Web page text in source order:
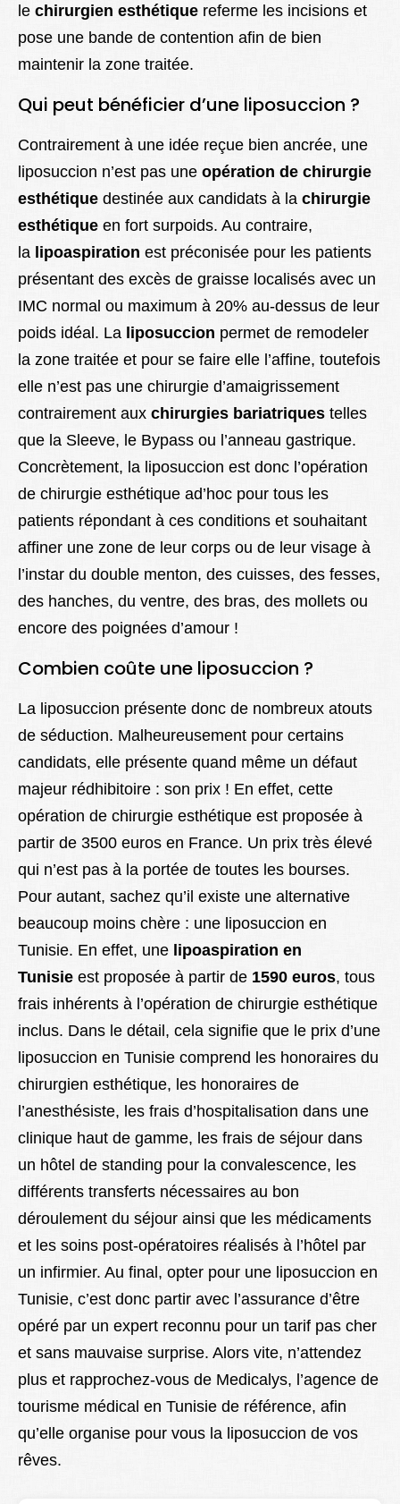
le chirurgien esthétique referme les incisions et
pose une bande de contention afin de bien
maintenir la zone traitée.
Qui peut bénéficier d’une liposuccion ?
Contrairement à une idée reçue bien ancrée, une
liposuccion n’est pas une opération de chirurgie
esthétique destinée aux candidats à la chirurgie
esthétique en fort surpoids. Au contraire,
la lipoaspiration est préconisée pour les patients
présentant des excès de graisse localisés avec un
IMC normal ou maximum à 20% au-dessus de leur
poids idéal. La liposuccion permet de remodeler
la zone traitée et pour se faire elle l’affine, toutefois
elle n’est pas une chirurgie d’amaigrissement
contrairement aux chirurgies bariatriques telles
que la Sleeve, le Bypass ou l’anneau gastrique.
Concrètement, la liposuccion est donc l’opération
de chirurgie esthétique ad’hoc pour tous les
patients répondant à ces conditions et souhaitant
affiner une zone de leur corps ou de leur visage à
l’instar du double menton, des cuisses, des fesses,
des hanches, du ventre, des bras, des mollets ou
encore des poignées d’amour !
Combien coûte une liposuccion ?
La liposuccion présente donc de nombreux atouts
de séduction. Malheureusement pour certains
candidats, elle présente quand même un défaut
majeur rédhibitoire : son prix ! En effet, cette
opération de chirurgie esthétique est proposée à
partir de 3500 euros en France. Un prix très élevé
qui n’est pas à la portée de toutes les bourses.
Pour autant, sachez qu’il existe une alternative
beaucoup moins chère : une liposuccion en
Tunisie. En effet, une lipoaspiration en
Tunisie est proposée à partir de 1590 euros, tous
frais inhérents à l’opération de chirurgie esthétique
inclus. Dans le détail, cela signifie que le prix d’une
liposuccion en Tunisie comprend les honoraires du
chirurgien esthétique, les honoraires de
l’anesthésiste, les frais d’hospitalisation dans une
clinique haut de gamme, les frais de séjour dans
un hôtel de standing pour la convalescence, les
différents transferts nécessaires au bon
déroulement du séjour ainsi que les médicaments
et les soins post-opératoires réalisés à l’hôtel par
un infirmier. Au final, opter pour une liposuccion en
Tunisie, c’est donc partir avec l’assurance d’être
opéré par un expert reconnu pour un tarif pas cher
et sans mauvaise surprise. Alors vite, n’attendez
plus et rapprochez-vous de Medicalys, l’agence de
tourisme médical en Tunisie de référence, afin
qu’elle organise pour vous la liposuccion de vos
rêves.